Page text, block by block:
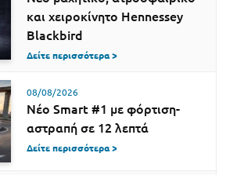
και χειροκίνητο Hennessey
Blackbird
Δείτε περισσότερα >
08/08/2026
Νέο Smart #1 με φόρτιση-
αστραπή σε 12 λεπτά
Δείτε περισσότερα >